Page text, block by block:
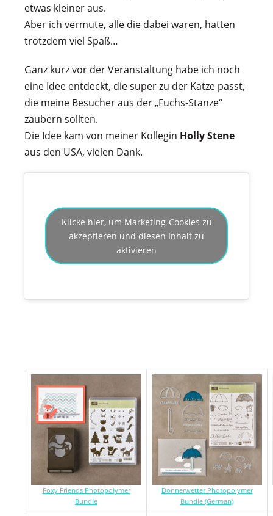
etwas kleiner aus.
Aber ich vermute, alle die dabei waren, hatten
trotzdem viel Spaß…
Ganz kurz vor der Veranstaltung habe ich noch
eine Idee entdeckt, die super zu der Katze passt,
die meine Besucher aus der „Fuchs-Stanze“
zaubern sollten.
Die Idee kam von meiner Kollegin Holly Stene
aus den USA, vielen Dank.
Klicke hier, um Marketing-Cookies zu
akzeptieren und diesen Inhalt zu
aktivieren
Foxy Friends Photopolymer
Bundle
Donnerwetter Photopolymer
Bundle (German)